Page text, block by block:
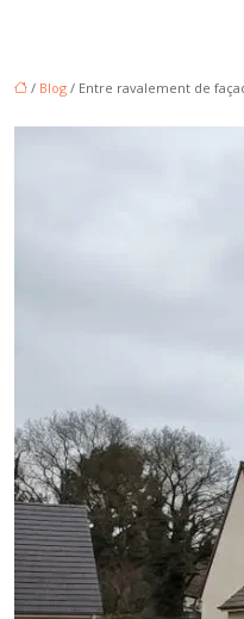
/ Blog / Entre ravalement de